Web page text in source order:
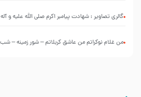
گالری تصاویر : شهادت پیامبر اکرم صلی الله علیه و آله